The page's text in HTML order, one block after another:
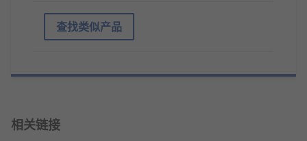
查找类似产品
相关链接